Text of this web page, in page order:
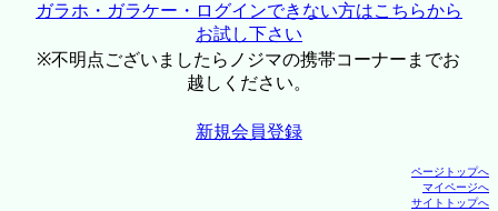
ガラホ・ガラケー・ログインできない方はこちらから
お試し下さい
※不明点ございましたらノジマの携帯コーナーまでお
越しください。
新規会員登録
ページトップへ
マイページへ
サイトトップへ